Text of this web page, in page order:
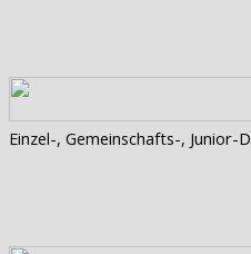
Einzel-, Gemeinschafts-, Junior-